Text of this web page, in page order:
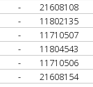
-
21608108
-
11802135
-
11710507
-
11804543
-
11710506
- 21608154